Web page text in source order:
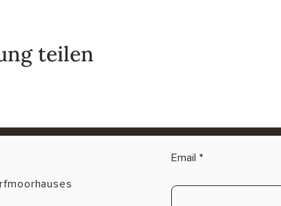
teilen
Email